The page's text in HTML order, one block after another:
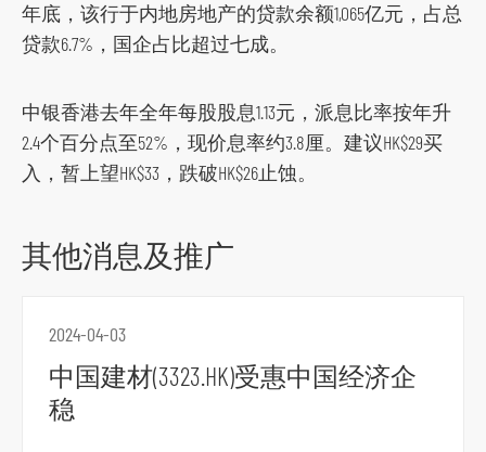
t
年底，该行于内地房地产的贷款余额1,065亿元，占总
贷款6.7%，国企占比超过七成。
中银香港去年全年每股股息1.13元，派息比率按年升
2.4个百分点至52%，现价息率约3.8厘。建议HK$29买
入，暂上望HK$33，跌破HK$26止蚀。
其他消息及推广
2024-04-03
中国建材(3323.HK)受惠中国经济企
稳